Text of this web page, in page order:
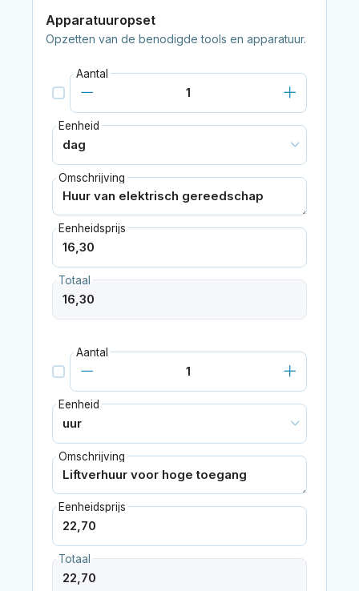
Apparatuuropset
Opzetten van de benodigde tools en apparatuur.
Aantal
Eenheid
Omschrijving
Eenheidsprijs
Totaal
Aantal
Eenheid
Omschrijving
Eenheidsprijs
Totaal